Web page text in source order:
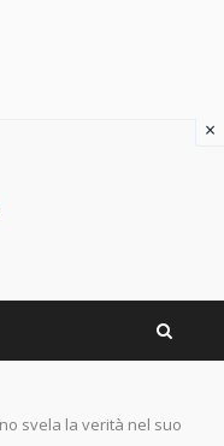
svela la verità nel suo
×